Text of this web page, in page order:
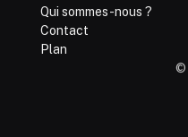
Qui sommes-nous ?
Contact
Plan
©